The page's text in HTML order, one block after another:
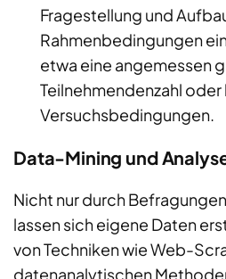
Fragestellung und
Rahmenbedingungen
etwa eine angemessen
Teilnehmendenzahl
Versuchsbedingungen.
Data-Mining und
Nicht nur durch
lassen sich eigene Daten
von Techniken wie Web-
datenanalytischen